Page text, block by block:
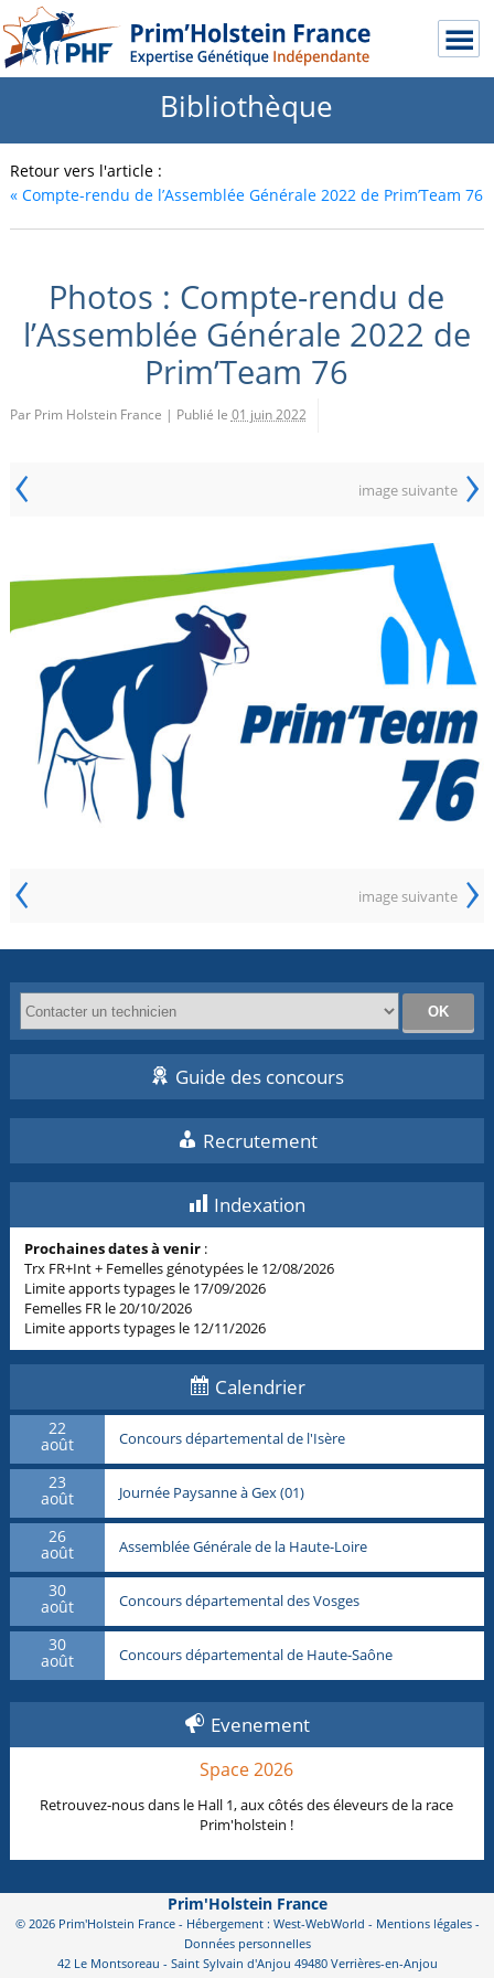
Bibliothèque
Retour vers l'article :
«Compte-rendu de l’Assemblée Générale 2022 de Prim’Team 76
Photos : Compte-rendu de
l’Assemblée Générale 2022 de
Prim’Team 76
Par Prim Holstein France | Publié le 01 juin 2022
‹ image suivante ›
‹ image suivante ›
Guide des concours
Recrutement
Indexation
Prochaines dates à venir :
Trx FR+Int + Femelles génotypées le 12/08/2026
Limite apports typages le 17/09/2026
Femelles FR le 20/10/2026
Limite apports typages le 12/11/2026
Calendrier
22
août Concours départemental de l'Isère
23
août Journée Paysanne à Gex (01)
26
août Assemblée Générale de la Haute-Loire
30
août Concours départemental des Vosges
30
août Concours départemental de Haute-Saône
Evenement
Space 2026
Retrouvez-nous dans le Hall 1, aux côtés des éleveurs de la race
Prim'holstein !
Prim'Holstein France
© 2026 Prim'Holstein France - Hébergement : West-WebWorld - Mentions légales-
Données personnelles
42 Le Montsoreau - Saint Sylvain d'Anjou 49480 Verrières-en-Anjou